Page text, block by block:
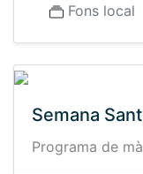
Fons local
Semana
Programa de mà